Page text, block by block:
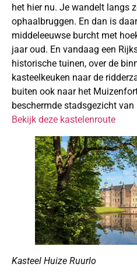
het hier nu. Je wandelt langs
ophaalbruggen. En dan is
middeleeuwse burcht met
jaar oud. En vandaag een
historische tuinen, over de
kasteelkeuken naar de
buiten ook naar het
beschermde stadsgezicht van
Bekijk deze kastelenroute
Kasteel Huize Ruurlo